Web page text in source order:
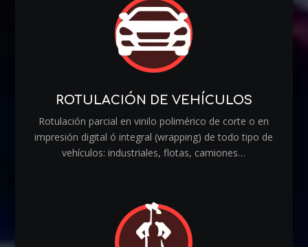
ROTULACIÓN DE VEHÍCULOS
Rotulación parcial en vinilo polimérico de corte o en
impresión digital ó integral (wrapping) de todo tipo de
vehículos: industriales, flotas, camiones…